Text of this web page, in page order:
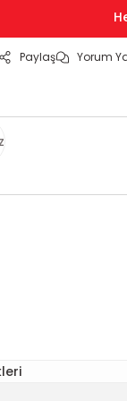
Paylaş Yorum